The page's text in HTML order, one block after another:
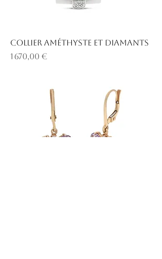
Collier améthyste et diamants
Prix
1 670,00 €